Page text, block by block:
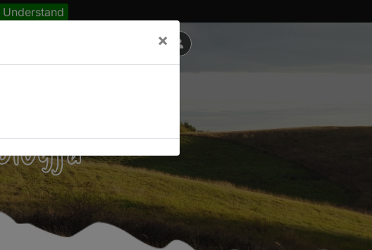
Understand
×